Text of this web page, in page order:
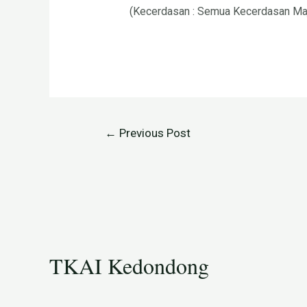
(Kecerdasan : Semua Kecerdasan
← Previous Post
TKAI Kedondong​